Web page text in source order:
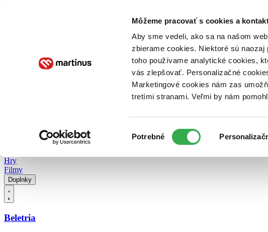
Môžeme pracovať s cookies a
Aby sme vedeli, ako sa na našom
zbierame cookies. Niektoré sú
toho používame analytické cookies,
vás zlepšovať. Personalizačné
Marketingové cookies nám zas
tretími stranami. Veľmi by nám
súhlasu
Potrebné
Poukážky Kontakt
Hry
Filmy
Doplnky
Beletria